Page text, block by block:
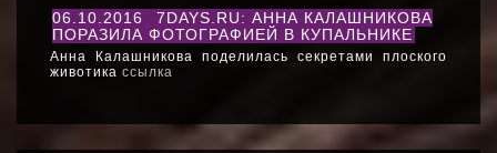
06.10.2016
7DAYS.RU: АННА КАЛАШНИКОВА
ПОРАЗИЛА ФОТОГРАФИЕЙ В КУПАЛЬНИКЕ
Анна Калашникова поделилась секретами плоского
животика ссылка